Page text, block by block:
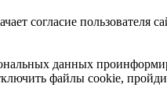
согласие
данных
файлы cookie,